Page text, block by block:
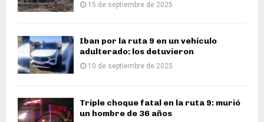
15 de septiembre de 2025
Iban por la ruta 9 en un vehículo
adulterado: los detuvieron
10 de septiembre de 2025
Triple choque fatal en la ruta 9: murió
un hombre de 36 años